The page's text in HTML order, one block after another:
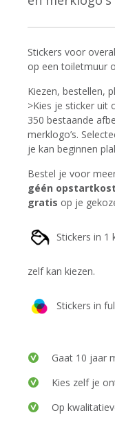
Stickers voor
op een toiletmuur
Kiezen, bestellen,
>Kies je sticker uit
350 bestaande
merklogo’s.
je kan beginnen
Bestel je voor
géén
gratis op je
Stickers in 1
zelf kan kiezen.
Stickers in
Gaat 10 jaar
Kies zelf je
Op